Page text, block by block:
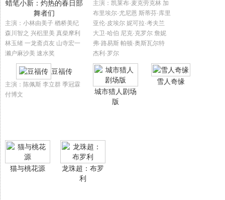
蜡笔小新：灼热的春日部
舞者们
主演：小林由美子 楢桥美纪
森川智之 兴梠里美 真柴摩利
林玉绪 一龙斋贞友 山寺宏一
濑户麻沙美 速水奖
主演：凯莱布·麦克劳克林 加
布里埃尔·尤尼恩 斯蒂芬·库里
亚伦·皮埃尔 妮可拉·考夫兰
大卫·哈伯 尼克·克罗尔 詹妮
弗·路易斯 帕顿·奥斯瓦尔特
杰利·罗尔
豆福传
主演：陈佩斯 李立群 季冠霖
付博文
城市猎人剧场
版
雪人奇缘
猫与桃花源
龙珠超：布罗
利